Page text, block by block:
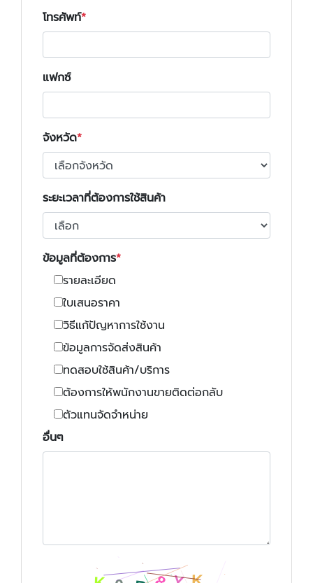
โทรศัพท์
แฟกซ์
จังหวัด
ระยะเวลาที่ต้องการใช้สินค้า
ข้อมูลที่ต้องการ
รายละเอียด
ใบเสนอราคา
วิธีแก้ปัญหาการใช้งาน
ข้อมูลการจัดส่งสินค้า
ทดสอบใช้สินค้า/บริการ
ต้องการให้พนักงานขายติดต่อกลับ
ตัวแทนจัดจำหน่าย
อื่นๆ